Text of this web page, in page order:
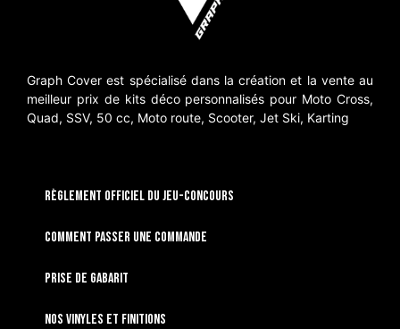
Graph Cover est spécialisé dans la création et la vente au
meilleur prix de kits déco personnalisés pour Moto Cross,
Quad, SSV, 50 cc, Moto route, Scooter, Jet Ski, Karting
RÈGLEMENT OFFICIEL DU JEU-CONCOURS
Comment passer une commande
Prise de gabarit
Nos vinyles et finitions